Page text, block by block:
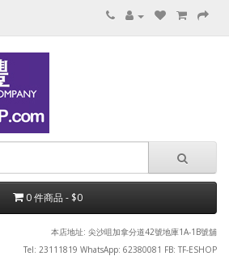
0 件商品 - $0
本店地址: 尖沙咀加拿分道42號地庫1A-1B號舖
Tel: 23111819 WhatsApp: 62380081 FB: TF-ESHOP